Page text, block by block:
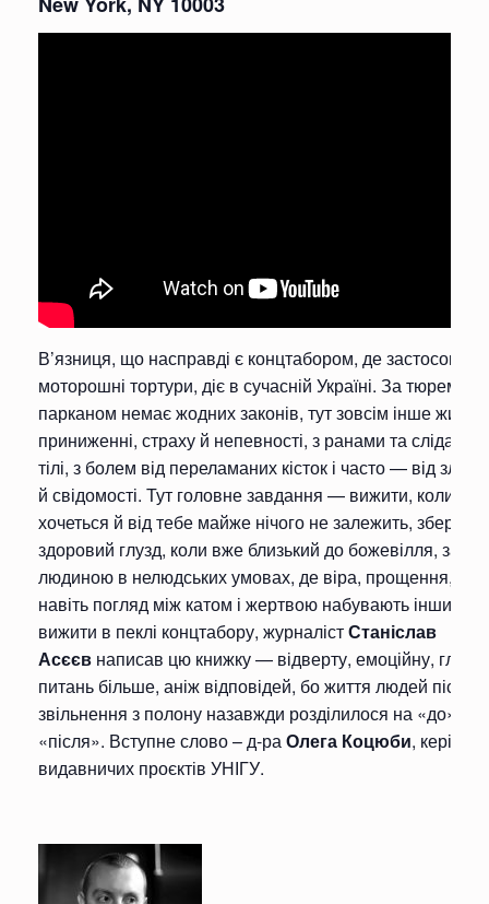
В’язниця, що насправді є концтабором, де
моторошні тортури, діє в сучасній Україні. За тюремним
парканом немає жодних законів, тут зовсім інше
приниженні, страху й непевності, з ранами та слідами
тілі, з болем від переламаних кісток і часто — від
й свідомості. Тут головне завдання — вижити, коли
хочеться й від тебе майже нічого не залежить, зберегти
здоровий глузд, коли вже близький до божевілля,
людиною в нелюдських умовах, де віра, прощення,
навіть погляд між катом і жертвою набувають інших
вижити в пеклі концтабору, журналістСтаніслав
Асєєв написав цю книжку — відверту, емоційну,
питань більше, аніж відповідей, бо життя людей після
звільнення з полону назавжди розділилося на «до» і
«після». Вступне слово – д-раОлега Коцюби,
видавничих проєктів УНІГУ.